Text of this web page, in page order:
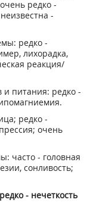
редко -
-
редко -
лихорадка,
реакция/
питания: редко -
редко -
очень
часто - головная
сонливость;
- нечеткость